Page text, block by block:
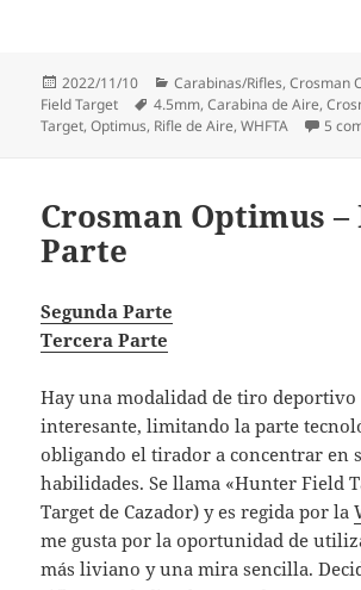
Publicado
el
2022/11/10 Categorías
Carabinas/Rifles,Crosman
Field Target
Etiquetas
4.5mm,Carabina de Aire,
Target,Optimus, Rifle de Aire,WHFTA 5
Crosman Optimus
Parte
Segunda Parte
Tercera Parte
Hay una modalidad de tiro deportivo
interesante, limitando la parte
obligando el tirador a concentrar en
habilidades. Se llama «Hunter Field
Target de Cazador) y es regida por la
me gusta por la oportunidad de
más liviano y una mira sencilla.